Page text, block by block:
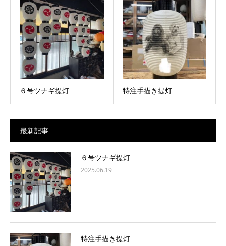
６号ツナギ提灯 特注手描き提灯
最新記事
６号ツナギ提灯
2025.06.19
特注手描き提灯